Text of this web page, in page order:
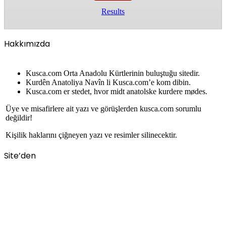
Results
Hakkımızda
Kusca.com Orta Anadolu Kürtlerinin buluştuğu sitedir.
Kurdên Anatoliya Navîn li Kusca.com’e kom dibin.
Kusca.com er stedet, hvor midt anatolske kurdere mødes.
Üye ve misafirlere ait yazı ve görüşlerden kusca.com sorumlu
değildir!
Kişilik haklarını çiğneyen yazı ve resimler silinecektir.
Site’den